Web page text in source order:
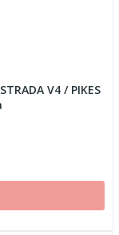
V4 / PIKES